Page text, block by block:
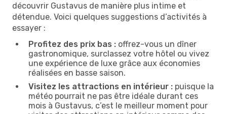
découvrir Gustavus de manière plus intime et
détendue. Voici quelques suggestions d’activités à
essayer :
Profitez des prix bas : offrez-vous un dîner
gastronomique, surclassez votre hôtel ou vivez
une expérience de luxe grâce aux économies
réalisées en basse saison.
Visitez les attractions en intérieur : puisque la
météo pourrait ne pas être idéale durant ces
mois à Gustavus, c’est le meilleur moment pour